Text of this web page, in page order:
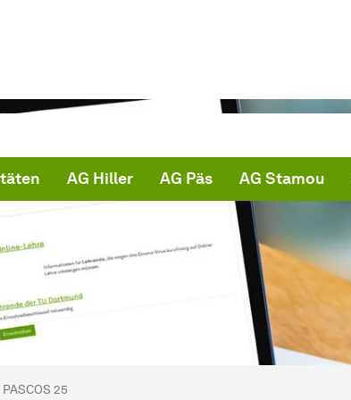
AG Hiller AG Päs AG Stamou
hier:
PASCOS 25